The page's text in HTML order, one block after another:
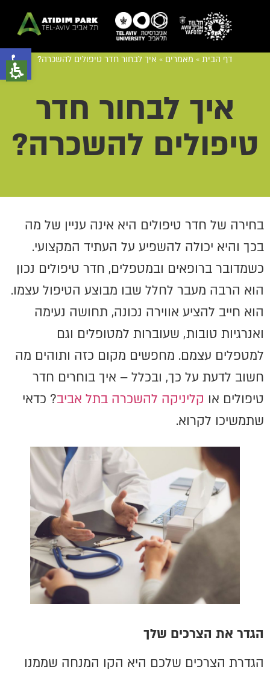
דף הבית » מאמרים » איך לבחור חדר טיפולים להשכרה?
איך לבחור חדר
טיפולים להשכרה?
בחירה של חדר טיפולים היא אינה עניין של מה
בכך והיא יכולה להשפיע על העתיד המקצועי.
כשמדובר ברופאים ובמטפלים, חדר טיפולים נכון
הוא הרבה מעבר לחלל שבו מבוצע הטיפול עצמו.
הוא חייב להציע אווירה נכונה, תחושה נעימה
ואנרגיות טובות, שעוברות למטופלים וגם
למטפלים עצמם. מחפשים מקום כזה ותוהים מה
חשוב לדעת על כך, ובכלל – איך בוחרים חדר
טיפולים או קליניקה להשכרה בתל אביב? כדאי
שתמשיכו לקרוא.
הגדר את הצרכים שלך
הגדרת הצרכים שלכם היא הקו המנחה שממנו
פתח סרגל נגישות